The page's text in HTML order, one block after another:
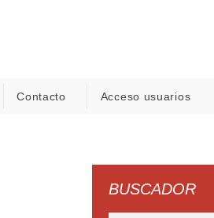
Contacto Acceso usuarios
BUSCADOR